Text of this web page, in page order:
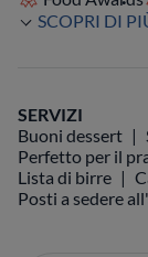
SCOPRI DI
SERVIZI
Buoni dessert
Perfetto per il
Lista di birre
Posti a sedere